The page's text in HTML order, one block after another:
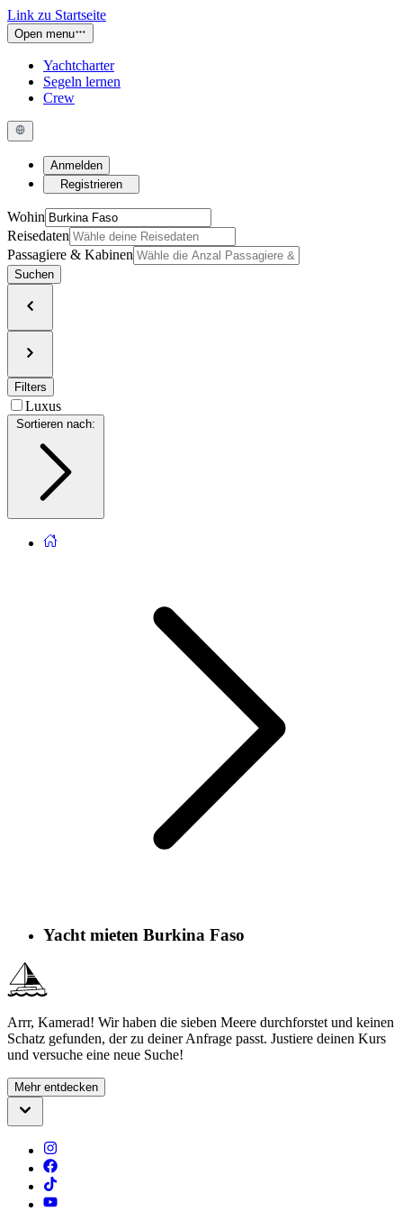
Link zu Startseite
Open menu
Yachtcharter
Segeln lernen
Crew
Anmelden
Registrieren
Wohin
Reisedaten
Passagiere & Kabinen
Suchen
Filters
Luxus
Sortieren nach
Yacht mieten Burkina Faso
Arrr, Kamerad! Wir haben die sieben Meere durchforstet und keinen
Schatz gefunden, der zu deiner Anfrage passt. Justiere deinen Kurs
und versuche eine neue Suche!
Mehr entdecken